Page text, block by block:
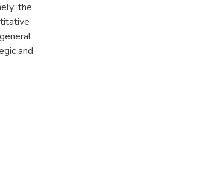
the
and